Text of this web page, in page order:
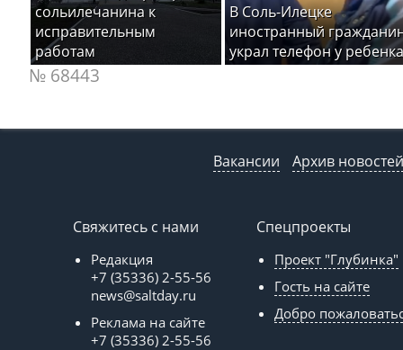
сольилечанина к
исправительным
работам
В Соль-Илецке
иностранный
украл телефон у ребенка
№ 68443
Вакансии Архив новостей
Свяжитесь с нами
Редакция
+7 (35336) 2-55-56
news@saltday.ru
Реклама на сайте
+7 (35336) 2-55-56
Спецпроекты
Проект "Глубинка"
Гость на сайте
Добро